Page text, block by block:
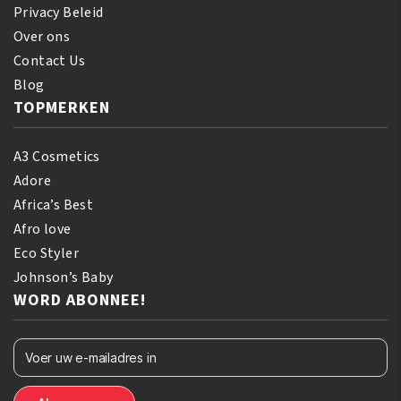
Privacy Beleid
Over ons
Contact Us
Blog
TOPMERKEN
A3 Cosmetics
Adore
Africa’s Best
Afro love
Eco Styler
Johnson’s Baby
WORD ABONNEE!